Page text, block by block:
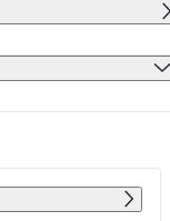
SO NE